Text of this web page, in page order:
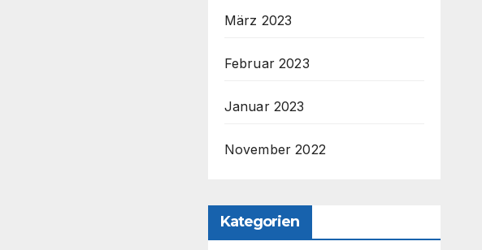
März 2023
Februar 2023
Januar 2023
November 2022
Kategorien